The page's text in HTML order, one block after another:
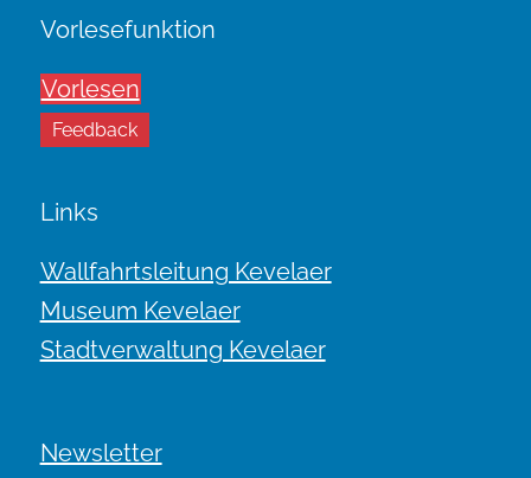
Vorlesefunktion
Vorlesen
Feedback
Links
Wallfahrtsleitung Kevelaer
Museum Kevelaer
Stadtverwaltung Kevelaer
Newsletter